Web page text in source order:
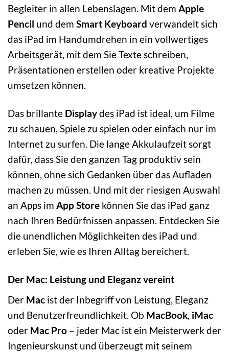
Begleiter in allen Lebenslagen. Mit dem Apple
Pencil und dem Smart Keyboard verwandelt sich
das iPad im Handumdrehen in ein vollwertiges
Arbeitsgerät, mit dem Sie Texte schreiben,
Präsentationen erstellen oder kreative Projekte
umsetzen können.
Das brillante Displaydes iPad ist ideal, um Filme
zu schauen, Spiele zu spielen oder einfach nur im
Internet zu surfen. Die lange Akkulaufzeit sorgt
dafür, dass Sie den ganzen Tag produktiv sein
können, ohne sich Gedanken über das Aufladen
machen zu müssen. Und mit der riesigen Auswahl
an Apps im App Store können Sie das iPad ganz
nach Ihren Bedürfnissen anpassen. Entdecken Sie
die unendlichen Möglichkeiten des iPad und
erleben Sie, wie es Ihren Alltag bereichert.
Der Mac: Leistung und Eleganz vereint
Der Mac ist der Inbegriff von Leistung, Eleganz
und Benutzerfreundlichkeit. Ob MacBook, iMac
oder Mac Pro – jeder Mac ist ein Meisterwerk der
Ingenieurskunst und überzeugt mit seinem